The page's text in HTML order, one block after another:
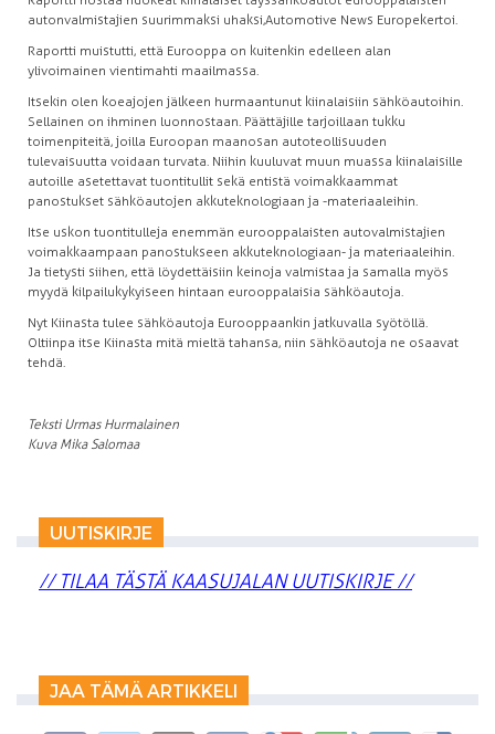
autonvalmistajien suurimmaksi uhaksi, Automotive News Europe kertoi.
Raportti muistutti, että Eurooppa on kuitenkin edelleen alan
ylivoimainen vientimahti maailmassa.
Itsekin olen koeajojen jälkeen hurmaantunut kiinalaisiin sähköautoihin.
Sellainen on ihminen luonnostaan. Päättäjille tarjoillaan tukku
toimenpiteitä, joilla Euroopan maanosan autoteollisuuden
tulevaisuutta voidaan turvata. Niihin kuuluvat muun muassa kiinalaisille
autoille asetettavat tuontitullit sekä entistä voimakkaammat
panostukset sähköautojen akkuteknologiaan ja -materiaaleihin.
Itse uskon tuontitulleja enemmän eurooppalaisten autovalmistajien
voimakkaampaan panostukseen akkuteknologiaan- ja materiaaleihin.
Ja tietysti siihen, että löydettäisiin keinoja valmistaa ja samalla myös
myydä kilpailukykyiseen hintaan eurooppalaisia sähköautoja.
Nyt Kiinasta tulee sähköautoja Eurooppaankin jatkuvalla syötöllä.
Oltiinpa itse Kiinasta mitä mieltä tahansa, niin sähköautoja ne osaavat
tehdä.
Teksti Urmas Hurmalainen
Kuva Mika Salomaa
UUTISKIRJE
// TILAA TÄSTÄ KAASUJALAN UUTISKIRJE //
JAA TÄMÄ ARTIKKELI